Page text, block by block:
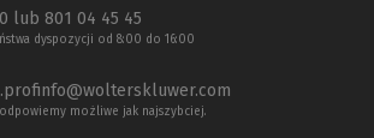
lub 801 04 45 45
dyspozycji od 8:00 do 16:00
możliwe jak najszybciej.